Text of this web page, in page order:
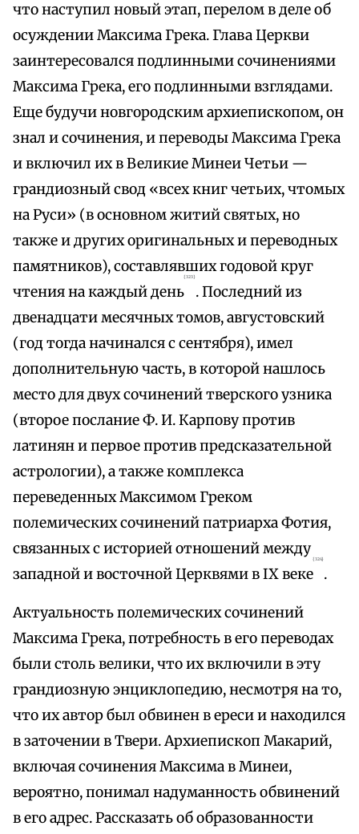
что наступил новый этап, перелом в деле об
осуждении Максима Грека. Глава Церкви
заинтересовался подлинными сочинениями
Максима Грека, его подлинными взглядами.
Еще будучи новгородским архиепископом, он
знал и сочинения, и переводы Максима Грека
и включил их в Великие Минеи Четьи —
грандиозный свод «всех книг четьих, чтомых
на Руси» (в основном житий святых, но
также и других оригинальных и переводных
памятников), составлявших годовой круг
чтения на каждый день
{323}
. Последний из
двенадцати месячных томов, августовский
(год тогда начинался с сентября), имел
дополнительную часть, в которой нашлось
место для двух сочинений тверского узника
(второе послание Ф. И. Карпову против
латинян и первое против предсказательной
астрологии), а также комплекса
переведенных Максимом Греком
полемических сочинений патриарха Фотия,
связанных с историей отношений между
западной и восточной Церквями в IX веке
{324}
.
Актуальность полемических сочинений
Максима Грека, потребность в его переводах
были столь велики, что их включили в эту
грандиозную энциклопедию, несмотря на то,
что их автор был обвинен в ереси и находился
в заточении в Твери. Архиепископ Макарий,
включая сочинения Максима в Минеи,
вероятно, понимал надуманность обвинений
в его адрес. Рассказать об образованности